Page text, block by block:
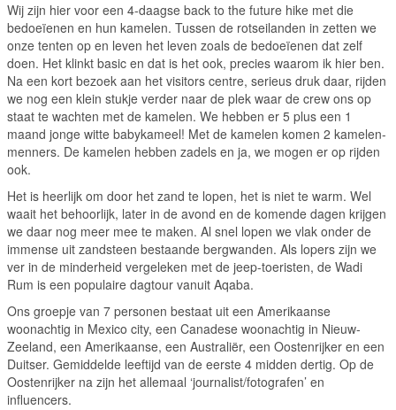
Wij zijn hier voor een 4-daagse back to the future hike met die
bedoeïenen en hun kamelen. Tussen de rotseilanden in zetten we
onze tenten op en leven het leven zoals de bedoeïenen dat zelf
doen. Het klinkt basic en dat is het ook, precies waarom ik hier ben.
Na een kort bezoek aan het visitors centre, serieus druk daar, rijden
we nog een klein stukje verder naar de plek waar de crew ons op
staat te wachten met de kamelen. We hebben er 5 plus een 1
maand jonge witte babykameel! Met de kamelen komen 2 kamelen-
menners. De kamelen hebben zadels en ja, we mogen er op rijden
ook.
Het is heerlijk om door het zand te lopen, het is niet te warm. Wel
waait het behoorlijk, later in de avond en de komende dagen krijgen
we daar nog meer mee te maken. Al snel lopen we vlak onder de
immense uit zandsteen bestaande bergwanden. Als lopers zijn we
ver in de minderheid vergeleken met de jeep-toeristen, de Wadi
Rum is een populaire dagtour vanuit Aqaba.
Ons groepje van 7 personen bestaat uit een Amerikaanse
woonachtig in Mexico city, een Canadese woonachtig in Nieuw-
Zeeland, een Amerikaanse, een Australiër, een Oostenrijker en een
Duitser. Gemiddelde leeftijd van de eerste 4 midden dertig. Op de
Oostenrijker na zijn het allemaal ‘journalist/fotografen’ en
influencers.